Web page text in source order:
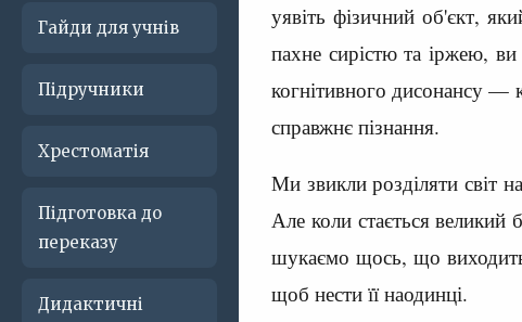
Гайди для учнів
Підручники
Хрестоматія
Підготовка до
переказу
Дидактичні
уявіть фізичний об'єкт,
пахне сирістю та іржею,
когнітивного дисонансу —
справжнє пізнання.
Ми звикли розділяти світ
Але коли стається великий
шукаємо щось, що
щоб нести її наодинці.